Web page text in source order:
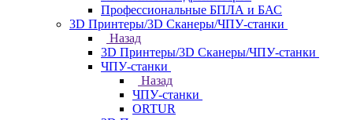
Профессиональные БПЛА и БАС
3D Принтеры/3D Сканеры/ЧПУ-станки
Назад
3D Принтеры/3D Сканеры/ЧПУ-станки
ЧПУ-станки
Назад
ЧПУ-станки
ORTUR